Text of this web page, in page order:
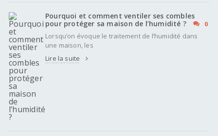
Pourquoi et comment ventiler ses combles
pour protéger sa maison de l’humidité ?
0
Lorsqu’on évoque le traitement de l’humidité dans
une maison, les
Lire la suite